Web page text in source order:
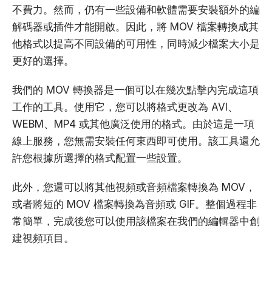
不費力。然而，仍有一些設備和軟體需要安裝額外的編
解碼器或插件才能開啟。因此，將 MOV 檔案轉換成其
他格式以提高不同設備的可用性，同時減少檔案大小是
更好的選擇。
我們的 MOV 轉換器是一個可以在幾次點擊內完成這項
工作的工具。使用它，您可以將格式更改為 AVI、
WEBM、MP4 或其他廣泛使用的格式。由於這是一項
線上服務，您無需安裝任何東西即可使用。該工具還允
許您根據所選擇的格式配置一些設置。
此外，您還可以將其他視頻或音頻檔案轉換為 MOV，
或者將短的 MOV 檔案轉換為音頻或 GIF。整個過程非
常簡單，完成後您可以使用該檔案在我們的編輯器中創
建視頻項目。